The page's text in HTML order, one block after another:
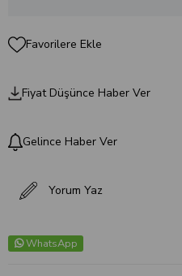
Favorilere Ekle
Fiyat Düşünce Haber Ver
Gelince Haber Ver
Yorum Yaz
WhatsApp